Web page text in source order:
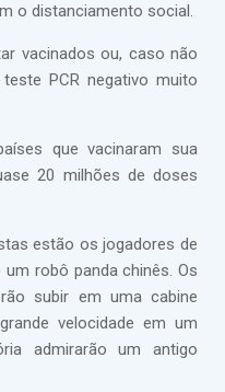
o distanciamento social.
vacinados ou, caso não
PCR negativo muito
que vacinaram sua
20 milhões de doses
estão os jogadores de
robô panda chinês. Os
subir em uma cabine
velocidade em um
admirarão um antigo